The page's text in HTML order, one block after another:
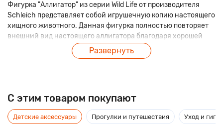
Фигурка "Аллигатор" из серии Wild Life от производителя
Schleich представляет собой игрушечную копию настоящего
хищного животного. Данная фигурка полностью повторяет
внешний вид настоящего аллигатора благодаря хорошей
проработке всех элементов и детализации. Такой крокодил
сможет украсить живой уголок класса.
Развернуть
C этим товаром покупают
Детские аксессуары Прогулки и путешествия Уход и